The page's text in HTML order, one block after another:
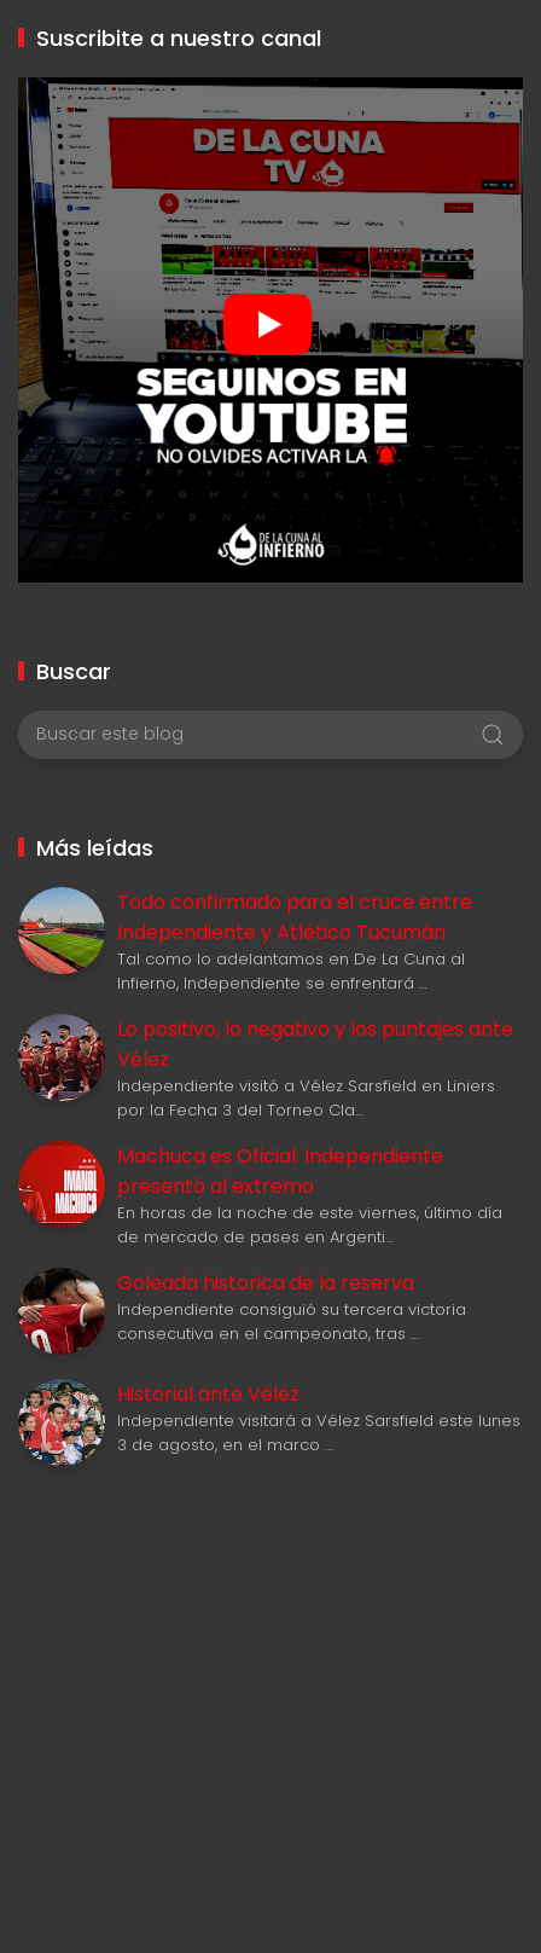
Suscribite a nuestro canal
Buscar
Más leídas
Todo confirmado para el cruce entre
Independiente y Atlético Tucumán
Tal como lo adelantamos en De La Cuna al
Infierno, Independiente se enfrentará …
Lo positivo, lo negativo y los puntajes ante
Vélez
Independiente visitó a Vélez Sarsfield en Liniers
por la Fecha 3 del Torneo Cla…
Machuca es Oficial: Independiente
presentó al extremo
En horas de la noche de este viernes, último día
de mercado de pases en Argenti…
Goleada historica de la reserva
Independiente consiguió su tercera victoria
consecutiva en el campeonato, tras …
Historial ante Vélez
Independiente visitará a Vélez Sarsfield este lunes
3 de agosto, en el marco …